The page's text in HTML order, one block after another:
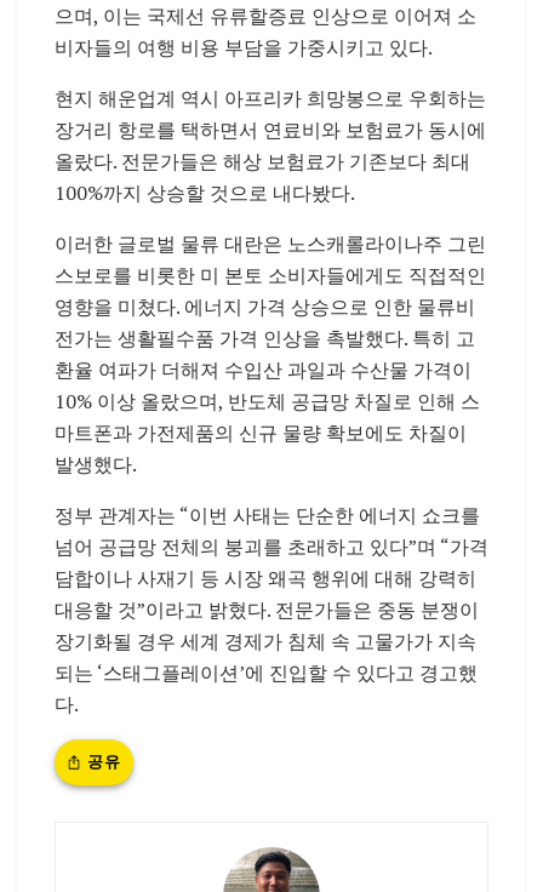
으며, 이는 국제선 유류할증료 인상으로 이어져 소
비자들의 여행 비용 부담을 가중시키고 있다.
현지 해운업계 역시 아프리카 희망봉으로 우회하는
장거리 항로를 택하면서 연료비와 보험료가 동시에
올랐다. 전문가들은 해상 보험료가 기존보다 최대
100%까지 상승할 것으로 내다봤다.
이러한 글로벌 물류 대란은 노스캐롤라이나주 그린
스보로를 비롯한 미 본토 소비자들에게도 직접적인
영향을 미쳤다. 에너지 가격 상승으로 인한 물류비
전가는 생활필수품 가격 인상을 촉발했다. 특히 고
환율 여파가 더해져 수입산 과일과 수산물 가격이
10% 이상 올랐으며, 반도체 공급망 차질로 인해 스
마트폰과 가전제품의 신규 물량 확보에도 차질이
발생했다.
정부 관계자는 “이번 사태는 단순한 에너지 쇼크를
넘어 공급망 전체의 붕괴를 초래하고 있다”며 “가격
담합이나 사재기 등 시장 왜곡 행위에 대해 강력히
대응할 것”이라고 밝혔다. 전문가들은 중동 분쟁이
장기화될 경우 세계 경제가 침체 속 고물가가 지속
되는 ‘스태그플레이션’에 진입할 수 있다고 경고했
다.
공유